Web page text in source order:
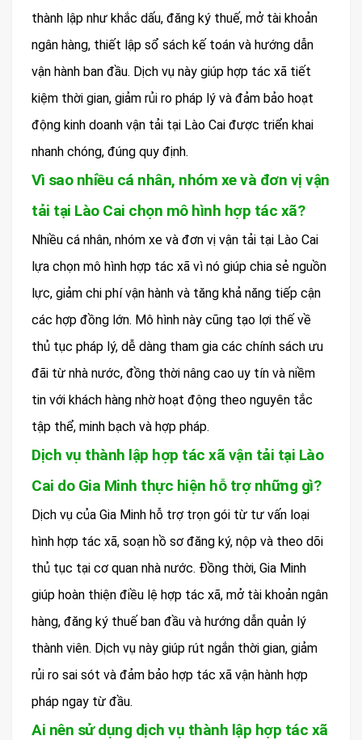
thành lập như khắc dấu, đăng ký thuế, mở tài khoản
ngân hàng, thiết lập sổ sách kế toán và hướng dẫn
vận hành ban đầu. Dịch vụ này giúp hợp tác xã tiết
kiệm thời gian, giảm rủi ro pháp lý và đảm bảo hoạt
động kinh doanh vận tải tại Lào Cai được triển khai
nhanh chóng, đúng quy định.
Vì sao nhiều cá nhân, nhóm xe và đơn vị vận
tải tại Lào Cai chọn mô hình hợp tác xã?
Nhiều cá nhân, nhóm xe và đơn vị vận tải tại Lào Cai
lựa chọn mô hình hợp tác xã vì nó giúp chia sẻ nguồn
lực, giảm chi phí vận hành và tăng khả năng tiếp cận
các hợp đồng lớn. Mô hình này cũng tạo lợi thế về
thủ tục pháp lý, dễ dàng tham gia các chính sách ưu
đãi từ nhà nước, đồng thời nâng cao uy tín và niềm
tin với khách hàng nhờ hoạt động theo nguyên tắc
tập thể, minh bạch và hợp pháp.
Dịch vụ thành lập hợp tác xã vận tải tại Lào
Cai do Gia Minh thực hiện hỗ trợ những gì?
Dịch vụ của Gia Minh hỗ trợ trọn gói từ tư vấn loại
hình hợp tác xã, soạn hồ sơ đăng ký, nộp và theo dõi
thủ tục tại cơ quan nhà nước. Đồng thời, Gia Minh
giúp hoàn thiện điều lệ hợp tác xã, mở tài khoản ngân
hàng, đăng ký thuế ban đầu và hướng dẫn quản lý
thành viên. Dịch vụ này giúp rút ngắn thời gian, giảm
rủi ro sai sót và đảm bảo hợp tác xã vận hành hợp
pháp ngay từ đầu.
Ai nên sử dụng dịch vụ thành lập hợp tác xã